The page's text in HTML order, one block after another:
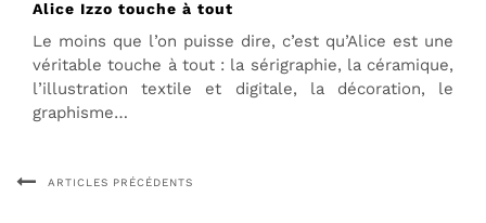
Alice Izzo touche à tout
Le moins que l’on puisse dire, c’est qu’Alice est une
véritable touche à tout : la sérigraphie, la céramique,
l’illustration textile et digitale, la décoration, le
graphisme…
ARTICLES PRÉCÉDENTS